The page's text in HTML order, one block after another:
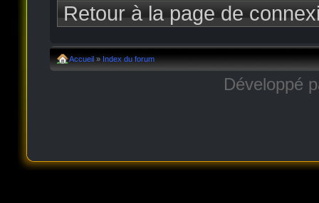
Retour à la page de
Accueil » Index du forum
Développé